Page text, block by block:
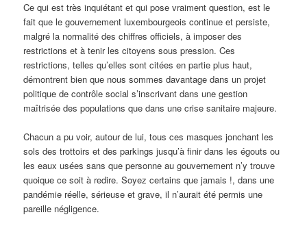
Ce qui est très inquiétant et qui pose vraiment question, est le
fait que le gouvernement luxembourgeois continue et persiste,
malgré la normalité des chiffres officiels, à imposer des
restrictions et à tenir les citoyens sous pression. Ces
restrictions, telles qu’elles sont citées en partie plus haut,
démontrent bien que nous sommes davantage dans un projet
politique de contrôle social s’inscrivant dans une gestion
maîtrisée des populations que dans une crise sanitaire majeure.
Chacun a pu voir, autour de lui, tous ces masques jonchant les
sols des trottoirs et des parkings jusqu’à finir dans les égouts ou
les eaux usées sans que personne au gouvernement n’y trouve
quoique ce soit à redire. Soyez certains que jamais !, dans une
pandémie réelle, sérieuse et grave, il n’aurait été permis une
pareille négligence.